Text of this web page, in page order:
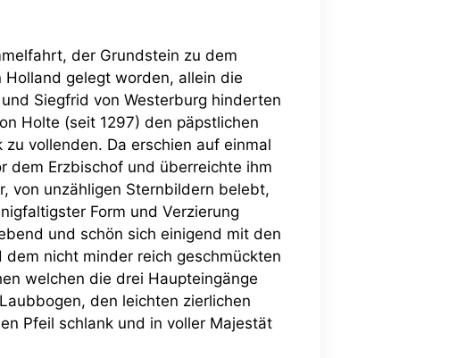
der Grundstein zu dem
Holland gelegt worden, allein die
Siegfrid von Westerburg hinderten
Holte (seit 1297) den päpstlichen
vollenden. Da erschien auf einmal
dem Erzbischof und überreichte ihm
von unzähligen Sternbildern belebt,
Form und Verzierung
und schön sich einigend mit den
nicht minder reich geschmückten
welchen die drei Haupteingänge
den leichten zierlichen
Pfeil schlank und in voller Majestät